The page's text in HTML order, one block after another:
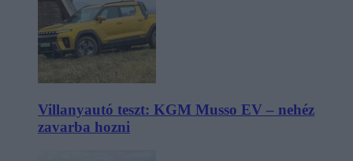
Villanyautó teszt: KGM Musso EV – nehéz
zavarba hozni